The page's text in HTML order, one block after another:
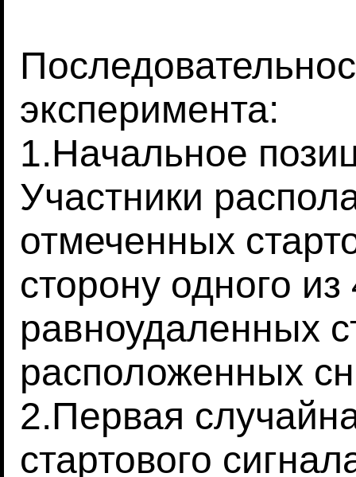
эксперимента:
1.Начальное
Участники
отмеченных
сторону одного
равноудаленных
расположенных
2.Первая
стартового